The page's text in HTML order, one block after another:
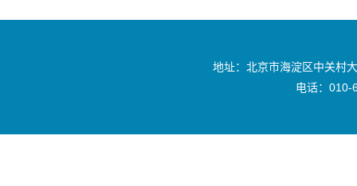
地址：北京市海淀区中关村
电话：